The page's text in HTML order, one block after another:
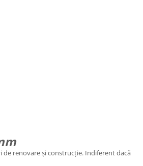
de renovare și construcție. Indiferent dacă